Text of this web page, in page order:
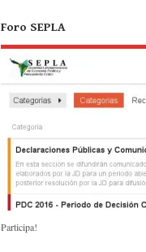
Foro SEPLA
Participa!